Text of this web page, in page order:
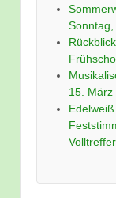
15. März
Volltreffer